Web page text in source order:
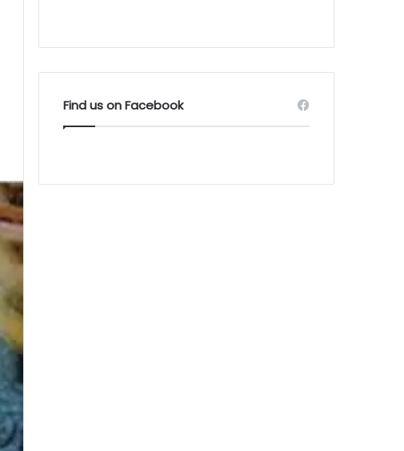
Find us on Facebook